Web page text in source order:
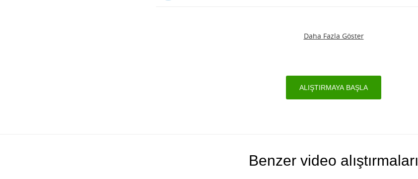
Daha Fazla Göster
ALIŞTIRMAYA BAŞLA
Benzer video alıştırmaları